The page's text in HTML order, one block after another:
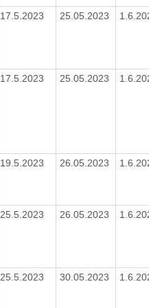
17.5.2023 25.05.2023
17.5.2023 25.05.2023
19.5.2023 26.05.2023
25.5.2023 26.05.2023
25.5.2023 30.05.2023